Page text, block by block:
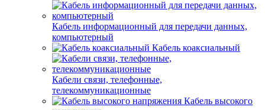
Кабель информационный для передачи данных,
компьютерный
Кабель коаксиальный
Кабели связи, телефонные,
телекоммуникационные
Кабель высокого